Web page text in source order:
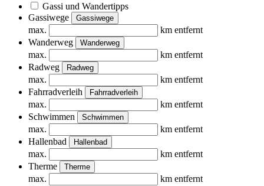
Gassi und Wandertipps
Gassiwege
Gassiwege
max.
km entfernt
Wanderweg
Wanderweg
max.
km entfernt
Radweg
Radweg
max.
km entfernt
Fahrradverleih
Fahrradverleih
max.
km entfernt
Schwimmen
Schwimmen
max.
km entfernt
Hallenbad
Hallenbad
max.
km entfernt
Therme
Therme
max.
km entfernt